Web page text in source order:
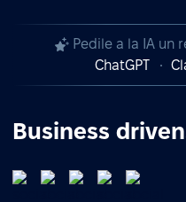
Pedile a la IA un
ChatGPT
Business